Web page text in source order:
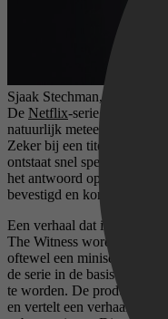
Sjaak Stechman,
De Netflix-serie The
natuurlijk meteen de vraag
Zeker bij een titel die veel
ontstaat snel speculatie
het antwoord op dit
bevestigd en komt
Een verhaal dat in principe
The Witness wordt door
oftewel een miniserie. Dat
de serie in de basis
te worden. De productie
en vertelt een verhaal dat is